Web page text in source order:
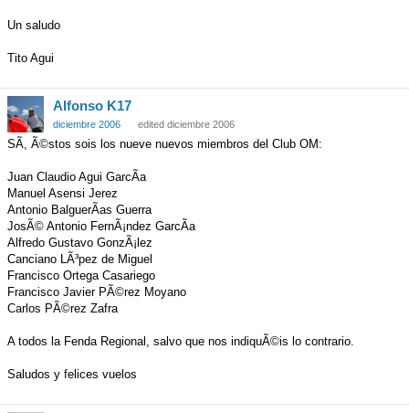
Un saludo
Tito Agui
Alfonso K17
diciembre 2006 edited diciembre 2006
SÃ­, Ã©stos sois los nueve nuevos miembros del Club OM:
Juan Claudio Agui GarcÃ­a
Manuel Asensi Jerez
Antonio BalguerÃ­as Guerra
JosÃ© Antonio FernÃ¡ndez GarcÃ­a
Alfredo Gustavo GonzÃ¡lez
Canciano LÃ³pez de Miguel
Francisco Ortega Casariego
Francisco Javier PÃ©rez Moyano
Carlos PÃ©rez Zafra
A todos la Fenda Regional, salvo que nos indiquÃ©is lo contrario.
Saludos y felices vuelos